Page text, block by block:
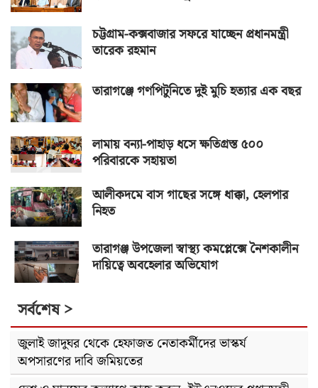
চট্টগ্রাম-কক্সবাজার সফরে যাচ্ছেন প্রধানমন্ত্রী
তারেক রহমান
তারাগঞ্জে গণপিটুনিতে দুই মুচি হত্যার এক বছর
লামায় বন্যা-পাহাড় ধসে ক্ষতিগ্রস্ত ৫০০
পরিবারকে সহায়তা
আলীকদমে বাস গাছের সঙ্গে ধাক্কা, হেলপার
নিহত
তারাগঞ্জ উপজেলা স্বাস্থ্য কমপ্লেক্সে নৈশকালীন
দায়িত্বে অবহেলার অভিযোগ
সর্বশেষ >
জুলাই জাদুঘর থেকে হেফাজত নেতাকর্মীদের ভাস্কর্য
অপসারণের দাবি জমিয়তের